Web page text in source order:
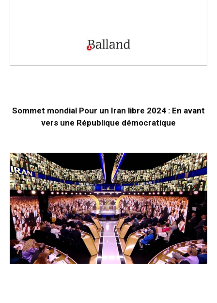
Sommet mondial Pour un Iran libre 2024 : En avant
vers une République démocratique